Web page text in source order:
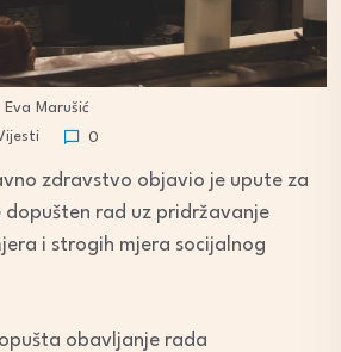
Eva Marušić
0
zdravstvo objavio je upute za
rad uz pridržavanje
i strogih mjera socijalnog
obavljanje rada